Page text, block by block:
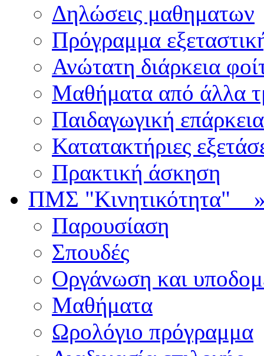
Δηλώσεις μαθηματων
Πρόγραμμα
Ανώτατη διάρκεια
Μαθήματα από άλλα
Παιδαγωγική επάρκεια
Κατατακτήριες
Πρακτική άσκηση
ΠΜΣ "Κινητικότητα"
Παρουσίαση
Σπουδές
Οργάνωση και
Μαθήματα
Ωρολόγιο πρόγραμμα